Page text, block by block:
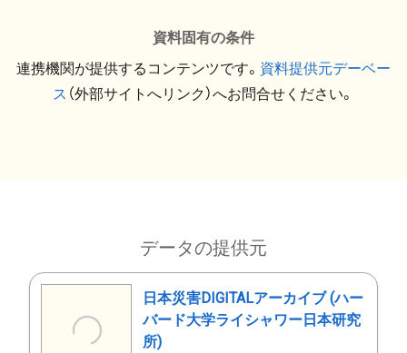
資料固有の条件
連携機関が提供するコンテンツです。 資料提供元デーベー
ス （外部サイトへリンク）へお問合せください。
データの提供元
日本災害DIGITALアーカイブ (ハー
バード大学ライシャワー日本研究
所)